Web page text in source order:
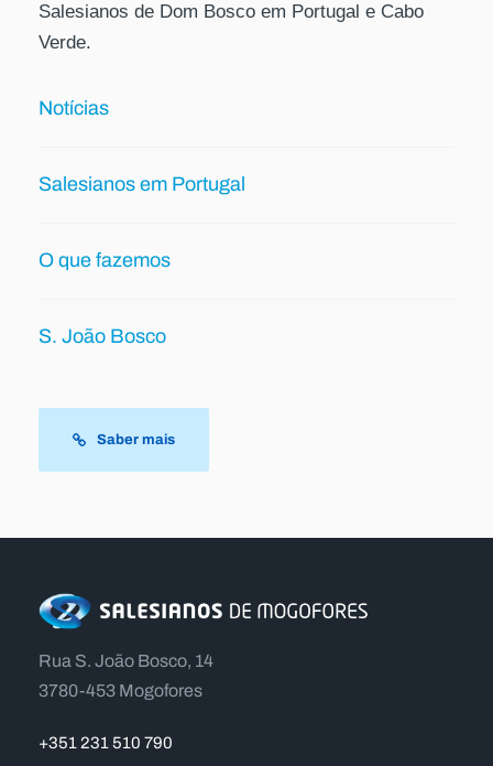
Salesianos de Dom Bosco em Portugal e Cabo
Verde.
Notícias
Salesianos em Portugal
O que fazemos
S. João Bosco
Saber mais
Rua S. João Bosco, 14
3780-453 Mogofores
+351 231 510 790